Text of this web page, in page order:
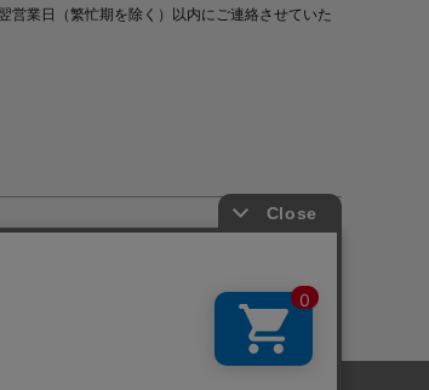
営業日（繁忙期を除く）以内にご連絡させていた